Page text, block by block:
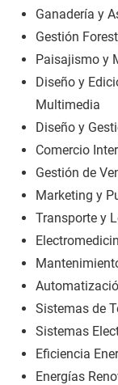
Ganadería y
Gestión
Paisajismo y
Diseño y
Multimedia
Diseño y
Comercio
Gestión de
Marketing y
Transporte y
Sistemas de
Sistemas
Eficiencia
Energías